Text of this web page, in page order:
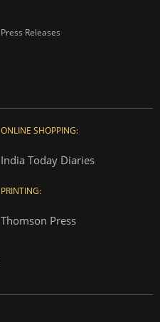
Press Releases
ONLINE SHOPPING:
India Today Diaries
PRINTING:
Thomson Press